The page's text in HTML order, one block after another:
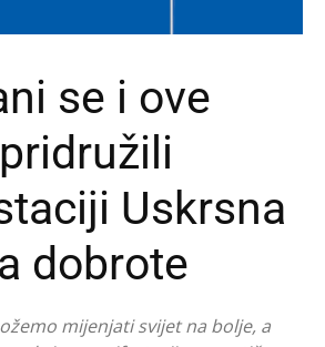
se i ove
Uskrsna
dobrote
mijenjati svijet na bolje, a